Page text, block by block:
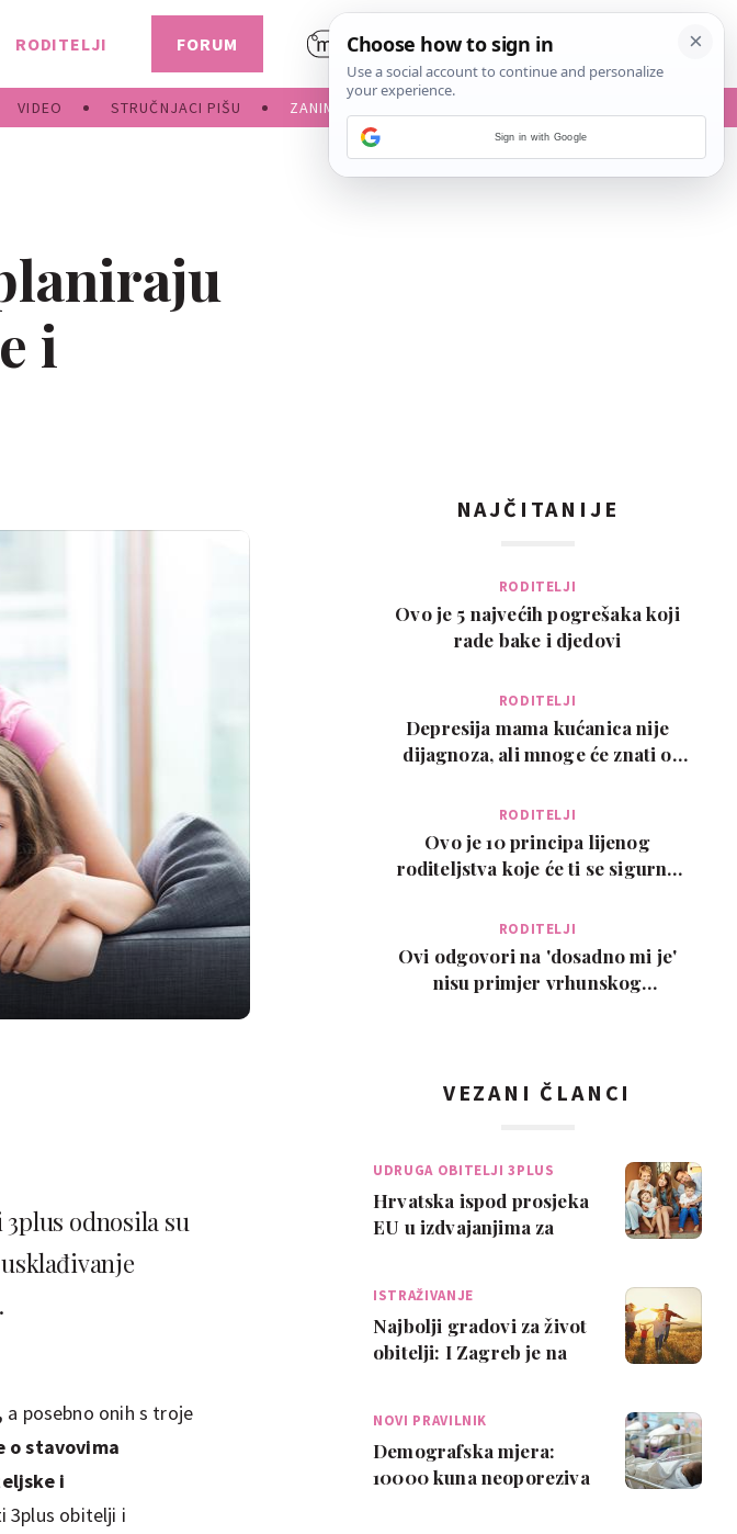
RODITELJI
VIDEO STRUČNJACI PIŠU ZANIMLJIVOSTI
FORUM
i
odnosila su
a posebno onih s troje
o stavovima
i
3plus obitelji i
NAJČITANIJE
RODITELJI
Ovo je 5 najvećih pogrešaka koji
rade bake i djedovi
RODITELJI
Depresija mama kućanica nije
dijagnoza, ali mnoge će znati o
RODITELJI
Ovo je 10 principa lijenog
roditeljstva koje će ti se sigurno
RODITELJI
Ovi odgovori na 'dosadno mi je'
nisu primjer vrhunskog
VEZANI ČLANCI
UDRUGA OBITELJI 3PLUS
Hrvatska ispod prosjeka
EU u izdvajanjima za
ISTRAŽIVANJE
Najbolji gradovi za život
obitelji: I Zagreb je na
NOVI PRAVILNIK
Demografska mjera:
10000 kuna neoporeziva
Sign in with Google